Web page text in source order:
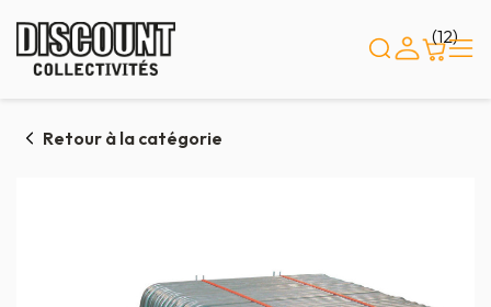
(12)
Retour à la catégorie